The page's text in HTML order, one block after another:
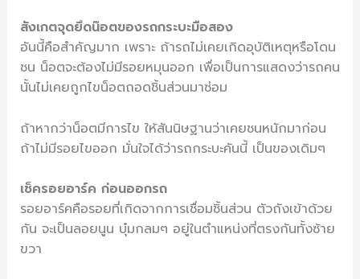
สังเกตจุดยึดน๊อตของรถกระบะมือสอง
อันนี้คือสำคัญมาก เพราะ ถ้ารถไม่เคยเกิดอุบัติเหตุหรือโดน
ชน น็อตจะต้องไม่มีรอยหมุนออก เพื่อเป็นการแสดงว่ารถคน
นั้นไม่เคยถูกไขน็อตถอดชิ้นส่วนมาซ่อม
ถ้าหากว่าน็อตมีการไข ให้สันนิษฐานว่าเคยชนหนักมาก่อน
ถ้าไม่มีรอยไขออก มั่นใจได้ว่ารถกระบะคันนี้ เป็นของเดิมๆ
เช็ครอยอาร์ค ก่อนออกรถ
รอยอาร์คคือรอยที่เกิดจากการเชื่อมชิ้นส่วน ตัวถังเข้าด้วย
กัน จะเป็นลอยนูน บุ๋มกลมๆ อยู่ในตำแหน่งที่ตรงกันทั้งซ้าย
ขวา